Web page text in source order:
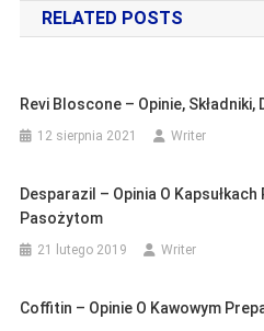
RELATED POSTS
Revi Bloscone – Opinie, Składniki,
12 sierpnia 2021 Writer
Desparazil – Opinia O Kapsułkach
Pasożytom
21 lutego 2019 Writer
Coffitin – Opinie O Kawowym